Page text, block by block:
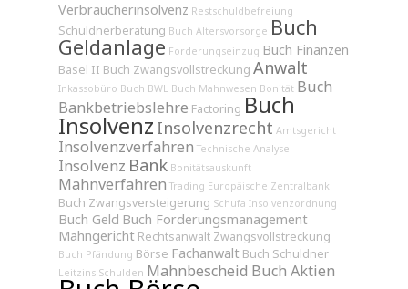
Verbraucherinsolvenz Restschuldbefreiung
Schuldnerberatung Buch Altersvorsorge Buch
Geldanlage Forderungseinzug Buch Finanzen
Basel II Buch Zwangsvollstreckung Anwalt
Inkassobüro Buch BWL Buch Mahnwesen Bonität Buch
Bankbetriebslehre Factoring Buch
Insolvenz Insolvenzrecht Amtsgericht
Insolvenzverfahren Technische Analyse
Insolvenz Bank Bonitätsauskunft
Mahnverfahren Trading Europäische Zentralbank
Buch Zwangsversteigerung Schufa Insolvenzordnung
Buch Geld Buch Forderungsmanagement
Mahngericht Rechtsanwalt Zwangsvollstreckung
Buch Pfändung Börse Fachanwalt Buch Schuldner
Leitzins Schulden Mahnbescheid Buch Aktien